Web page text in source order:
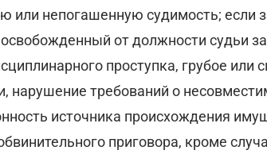
или непогашенную судимость; если
от должности судьи
проступка, грубое или
нарушение требований о
источника происхождения
приговора, кроме